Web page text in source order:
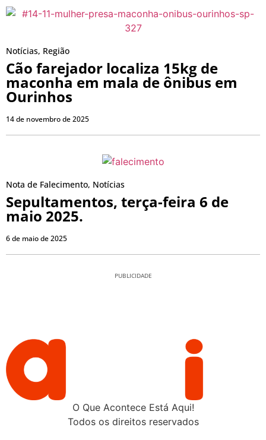
Notícias, Região
Cão farejador localiza 15kg de
maconha em mala de ônibus em
Ourinhos
14 de novembro de 2025
Nota de Falecimento, Notícias
Sepultamentos, terça-feira 6 de
maio 2025.
6 de maio de 2025
PUBLICIDADE
O Que Acontece Está Aqui!
Todos os direitos reservados